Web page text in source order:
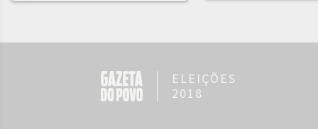
ELEIÇÕES
2018